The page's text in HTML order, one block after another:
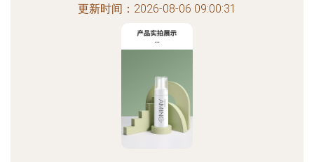
更新时间：2026-08-06 09:00:31